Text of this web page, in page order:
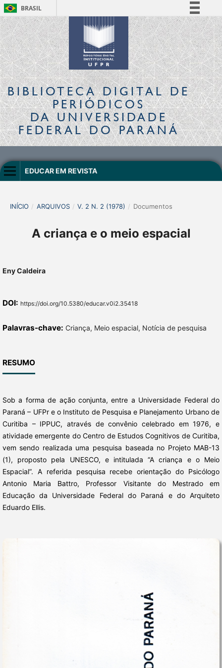
BRASIL
Simplifique!
Comunica BR
Participe
Acesso à informação
Legislação
Canais
BIBLIOTECA DIGITALDE
PERIÓDICOS
DA UNIVERSIDADE
FEDERAL DO PARANÁ
EDUCAR EM REVISTA
INÍCIO / ARQUIVOS / V. 2 N. 2 (1978) / Documentos
A criança e o meio espacial
Eny Caldeira
DOI: https://doi.org/10.5380/educar.v0i2.35418
Palavras-chave: Criança, Meio espacial, Notícia de pesquisa
RESUMO
Sob a forma de ação conjunta, entre a Universidade Federal do
Paraná – UFPr e o Instituto de Pesquisa e Planejamento Urbano de
Curitiba – IPPUC, através de convênio celebrado em 1976, e
atividade emergente do Centro de Estudos Cognitivos de Curitiba,
vem sendo realizada uma pesquisa baseada no Projeto MAB-13
(1), proposto pela UNESCO, e intitulada “A criança e o Meio
Espacial”. A referida pesquisa recebe orientação do Psicólogo
Antonio Maria Battro, Professor Visitante do Mestrado em
Educação da Universidade Federal do Paraná e do Arquiteto
Eduardo Ellis.